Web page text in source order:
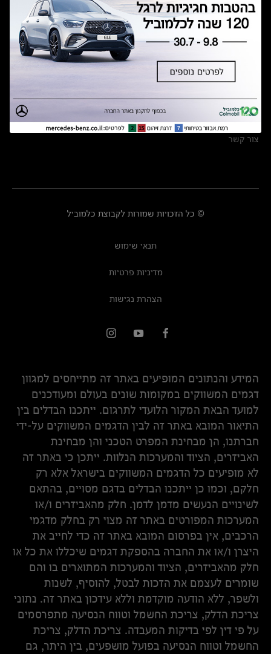
תקנון ימי מכירות 120 לכלמוביל
מצאו אותנו
אולמות תצוגה
מרכזי שירות
צור קשר
© כל הזכויות שמורות לקבוצת כלמוביל
תנאי שימוש
מדיניות פרטיות
הצהרת נגישות
המידע והנתונים המופיעים באתר זה מתייחסים למגוון
דגמים המשווקים במקומות שונים בעולם ומעודכנים
למועד הבאת המקור הלועדי לתרגום. ייתכנו הבדלים בין
התיאור המובא באתר זה לבין הדגמים המשווקים על-ידי
חברתנו, הן מבחינת המפרט הטכני והן מבחינת
האביזרים, הציוד והמערכות הנלוות. ייתכן כי באתר זה
לא מופיעים כל הדגמים המשווקים בישראל אלא רק
חלקם, וכמו כן ייתכנו הבדלים בדגם מסויים, בהתאם
לשינויים הנעשים מדמן לדמן. חלק מהאביזרים ו/או
המערכות המפורטים באתר זה מצוי רק בחלק מדגמי
הרכבים, אין בפרסום המובא באתר זה כדי לחייב את
היצרן ו/או את החברה בהספקת דגמים שיכללו את כל או
חלק מהאביזרים, הציוד והמערכות המתוארים בו והם
שומרים לעצמם את הזכות לבטל, להוסיף, לשנות
ולשפר, ללא הודעה מוקדמת וללא עידכון באתר זה. נתוני
צריכת הדלק, צריכת החשמל וטווח הנסיעה מתפרסמים
על פי דין לפי בדיקות המעבדה. צריכת הדלק, צריכת
החשמל וטווח הנסיעה בפועל מושפעים, בין היתר, גם